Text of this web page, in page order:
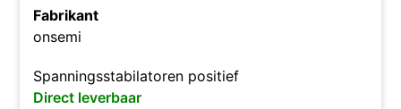
Fabrikant
onsemi
Spanningsstabilatoren positief
Direct leverbaar